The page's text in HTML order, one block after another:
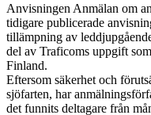
Anvisningen Anmälan om
tidigare publicerade
tillämpning av
del av Traficoms uppgift
Finland.
Eftersom säkerhet och
sjöfarten, har
det funnits deltagare från